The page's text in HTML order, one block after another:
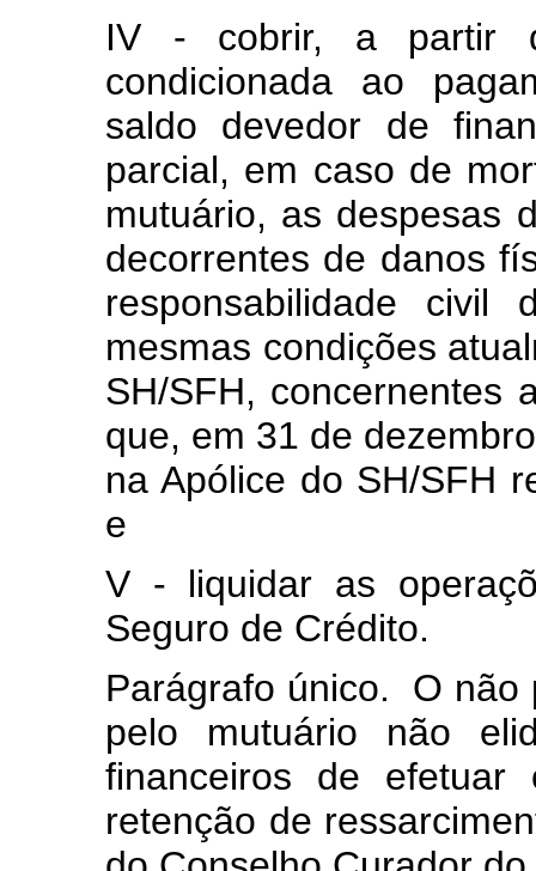
IV - cobrir, a partir
condicionada ao
saldo devedor de
parcial, em caso de
mutuário, as despesas
decorrentes de danos
responsabilidade civil
mesmas condições
SH/SFH, concernentes
que, em 31 de
na Apólice do SH/SFH
e
V - liquidar as
Seguro de Crédito.
Parágrafo único. O não
pelo mutuário não
financeiros de
retenção de